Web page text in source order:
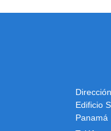
Dirección
Edificio
Panamá